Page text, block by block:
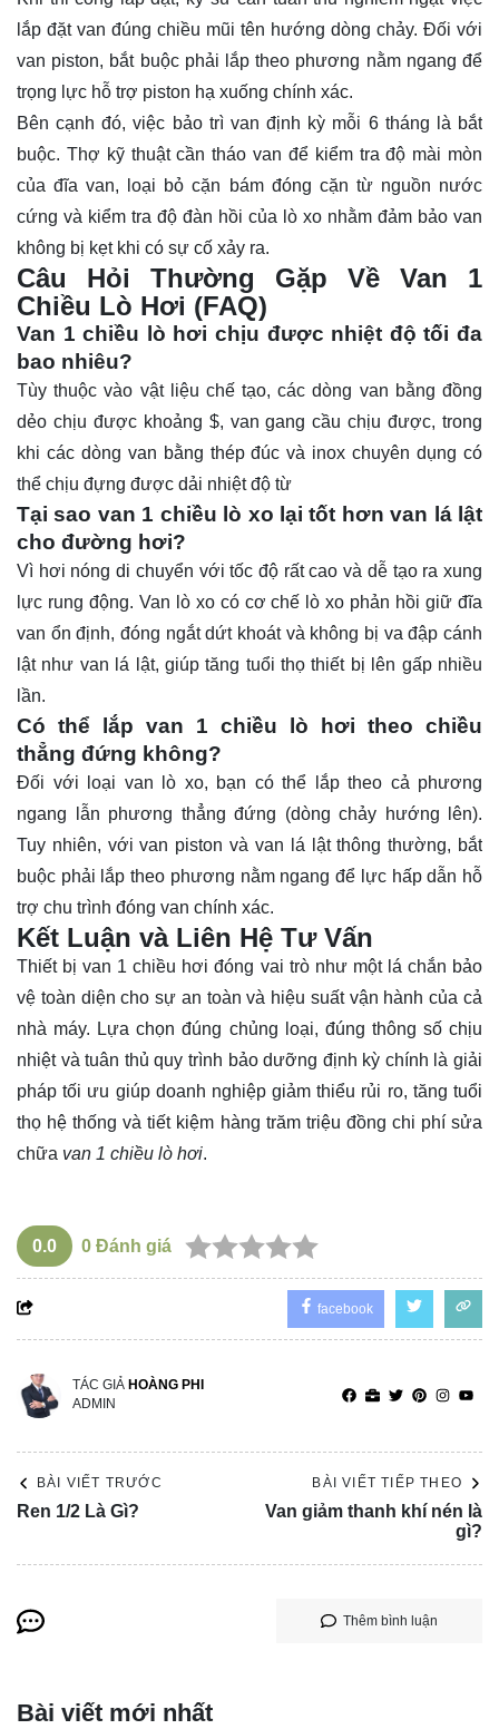
lắp đặt van đúng chiều mũi tên hướng dòng chảy. Đối với
van piston, bắt buộc phải lắp theo phương nằm ngang để
trọng lực hỗ trợ piston hạ xuống chính xác.
Bên cạnh đó, việc bảo trì van định kỳ mỗi 6 tháng là bắt
buộc. Thợ kỹ thuật cần tháo van để kiểm tra độ mài mòn
của đĩa van, loại bỏ cặn bám đóng cặn từ nguồn nước
cứng và kiểm tra độ đàn hồi của lò xo nhằm đảm bảo van
không bị kẹt khi có sự cố xảy ra.
Câu Hỏi Thường Gặp Về Van 1
Chiều Lò Hơi (FAQ)
Van 1 chiều lò hơi chịu được nhiệt độ tối đa
bao nhiêu?
Tùy thuộc vào vật liệu chế tạo, các dòng van bằng đồng
dẻo chịu được khoảng $, van gang cầu chịu được, trong
khi các dòng van bằng thép đúc và inox chuyên dụng có
thể chịu đựng được dải nhiệt độ từ
Tại sao van 1 chiều lò xo lại tốt hơn van lá lật
cho đường hơi?
Vì hơi nóng di chuyển với tốc độ rất cao và dễ tạo ra xung
lực rung động. Van lò xo có cơ chế lò xo phản hồi giữ đĩa
van ổn định, đóng ngắt dứt khoát và không bị va đập cánh
lật như van lá lật, giúp tăng tuổi thọ thiết bị lên gấp nhiều
lần.
Có thể lắp van 1 chiều lò hơi theo chiều
thẳng đứng không?
Đối với loại van lò xo, bạn có thể lắp theo cả phương
ngang lẫn phương thẳng đứng (dòng chảy hướng lên).
Tuy nhiên, với van piston và van lá lật thông thường, bắt
buộc phải lắp theo phương nằm ngang để lực hấp dẫn hỗ
trợ chu trình đóng van chính xác.
Kết Luận và Liên Hệ Tư Vấn
Thiết bịvan 1 chiều hơi đóng vai trò như một lá chắn bảo
vệ toàn diện cho sự an toàn và hiệu suất vận hành của cả
nhà máy. Lựa chọn đúng chủng loại, đúng thông số chịu
nhiệt và tuân thủ quy trình bảo dưỡng định kỳ chính là giải
pháp tối ưu giúp doanh nghiệp giảm thiểu rủi ro, tăng tuổi
thọ hệ thống và tiết kiệm hàng trăm triệu đồng chi phí sửa
chữa van 1 chiều lò hơi.
0.0 0 Đánh giá
facebook
TÁC GIẢ HOÀNG PHI
ADMIN
BÀI VIẾT TRƯỚC
Ren 1/2 Là Gì?
BÀI VIẾT TIẾP THEO
Van giảm thanh khí nén là
gì?
Thêm bình luận
Bài viết mới nhất